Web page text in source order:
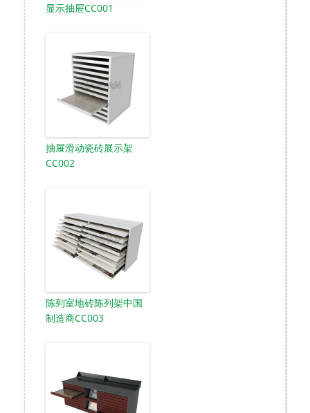
显示抽屉CC001
抽屉滑动瓷砖展示架
CC002
陈列室地砖陈列架中国
制造商CC003